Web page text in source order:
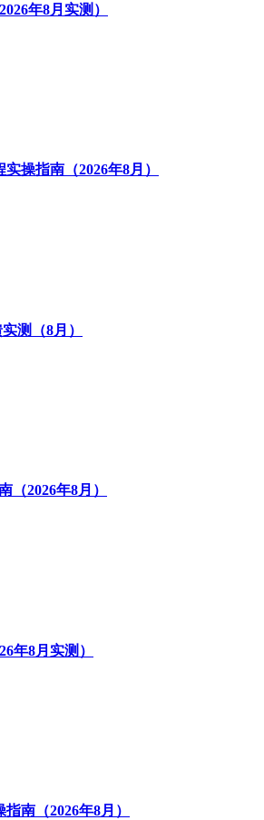
年8月实测）
操指南（2026年8月）
测（8月）
2026年8月）
年8月实测）
南（2026年8月）